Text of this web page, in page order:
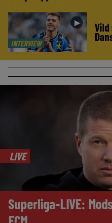
INTERVIEW
► Vild
LIVE
Superliga-LIVE: